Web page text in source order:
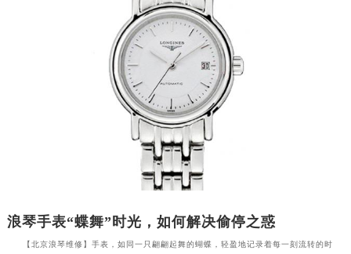
浪琴手表“蝶舞”时光，如何解决偷停之惑
【北京浪琴维修】手表，如同一只翩翩起舞的蝴蝶，轻盈地记录着每一刻流转的时